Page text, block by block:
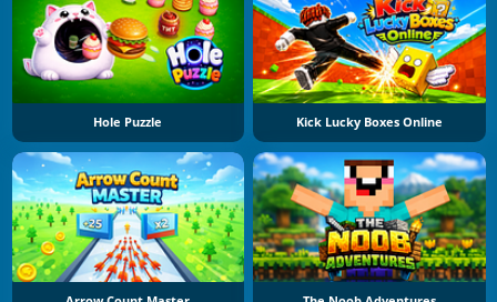
Hole Puzzle Kick Lucky Boxes Online